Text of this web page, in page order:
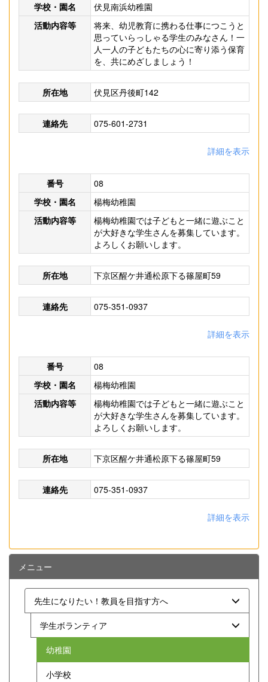
学校・園名
伏見南浜幼稚園
活動内容等
将来、幼児教育に携わる仕事につこうと
思っていらっしゃる学生のみなさん！一
人一人の子どもたちの心に寄り添う保育
を、共にめざしましょう！
所在地 伏見区丹後町142
連絡先 075-601-2731
詳細を表示
番号
08
学校・園名
楊梅幼稚園
活動内容等
楊梅幼稚園では子どもと一緒に遊ぶこと
が大好きな学生さんを募集しています。
よろしくお願いします。
所在地 下京区醒ケ井通松原下る篠屋町59
連絡先 075-351-0937
詳細を表示
番号
08
学校・園名
楊梅幼稚園
活動内容等
楊梅幼稚園では子どもと一緒に遊ぶこと
が大好きな学生さんを募集しています。
よろしくお願いします。
所在地 下京区醒ケ井通松原下る篠屋町59
連絡先 075-351-0937
詳細を表示
メニュー
先生になりたい！教員を目指す方へ
学生ボランティア
幼稚園
小学校